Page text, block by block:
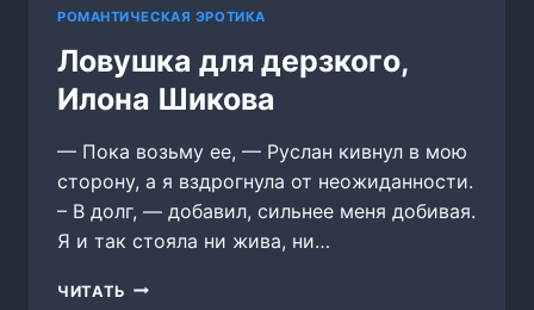
РОМАНТИЧЕСКАЯ ЭРОТИКА
Ловушка для дерзкого,
Илона Шикова
— Пока возьму ее, — Руслан кивнул в мою
сторону, а я вздрогнула от неожиданности.
– В долг, — добавил, сильнее меня добивая.
Я и так стояла ни жива, ни…
ЧИТАТЬ ЛОВУШКА